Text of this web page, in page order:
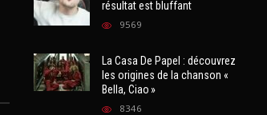
Après Cyprien, Squeezie lance
son Fan Art Contest et le
9569
La Casa De Papel : découvrez
les origines de la chanson «